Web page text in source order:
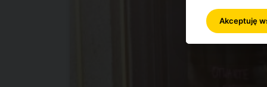
Akceptuję